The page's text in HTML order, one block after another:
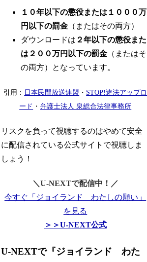
１０年以下の懲役または１０００万
円以下の罰金 （またはその両方）
ダウンロードは ２年以下の懲役また
は２００万円以下の罰金 （またはそ
の両方）となっています。
引用： 日本民間放送連盟 ・ STOP!違法アップロ
ード ・弁護士法人 泉総合法律事務所
リスクを負って視聴するのはやめて安全
に配信されている公式サイトで視聴しま
しょう！
＼U-NEXTで配信中！／
今すぐ「ジョイランド わたしの願い」
を見る
＞＞U-NEXT公式
U-NEXTで『ジョイランド わた